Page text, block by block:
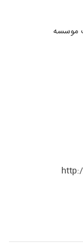
موسسه